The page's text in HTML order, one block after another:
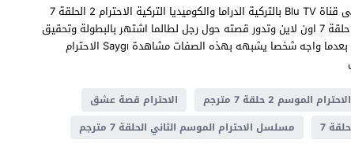
مسلسل الاحترام الموسم الثاني الحلقة 7 مترجم قصة عشق ويعرض على قناة Blu TV بالتركية الدراما والكوميديا التركية الاحترام 2 الحلقة 7
كاملة بطولة نجاة إيسلر وميراي دانر وبوران كوزوم الاحترام الجزء الثاني حلقة 7 اون لاين وتدور قصته حول رجل لطالما اشتهر بالبطولة وتحقيق
العداله في منطقته يقرر انشاء فريق ومجموعه خاصه لمساعدته بالذات بعدما واجه شخصا يشبهه بهذه الصفات مشاهدة Saygı الاحترام
الاحترام الموسم 2 حلقة 7 مترجم
الاحترام قصة عشق
مسلسل الاحترام الموسم الثاني الحلقة 7 مترجم